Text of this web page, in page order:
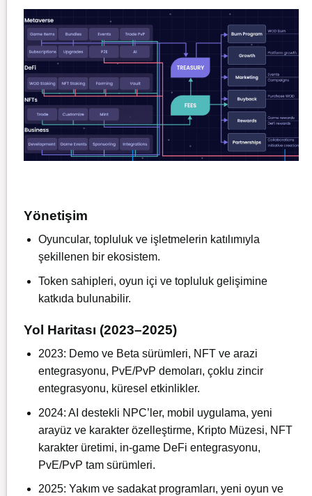
Yönetişim
Oyuncular, topluluk ve işletmelerin katılımıyla
şekillenen bir ekosistem.
Token sahipleri, oyun içi ve topluluk gelişimine
katkıda bulunabilir.
Yol Haritası (2023–2025)
2023: Demo ve Beta sürümleri, NFT ve arazi
entegrasyonu, PvE/PvP demoları, çoklu zincir
entegrasyonu, küresel etkinlikler.
2024: AI destekli NPC’ler, mobil uygulama, yeni
arayüz ve karakter özelleştirme, Kripto Müzesi, NFT
karakter üretimi, in-game DeFi entegrasyonu,
PvE/PvP tam sürümleri.
2025: Yakım ve sadakat programları, yeni oyun ve